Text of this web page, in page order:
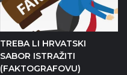
TREBA LI HRVATSKI
SABOR ISTRAŽITI
(FAKTOGRAFOVU)